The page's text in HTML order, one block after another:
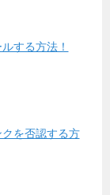
する方法！
を否認する方